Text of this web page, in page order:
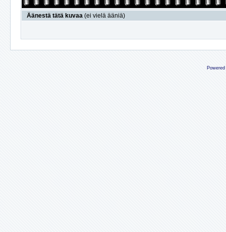
Äänestä tätä kuvaa (ei vielä ääniä)